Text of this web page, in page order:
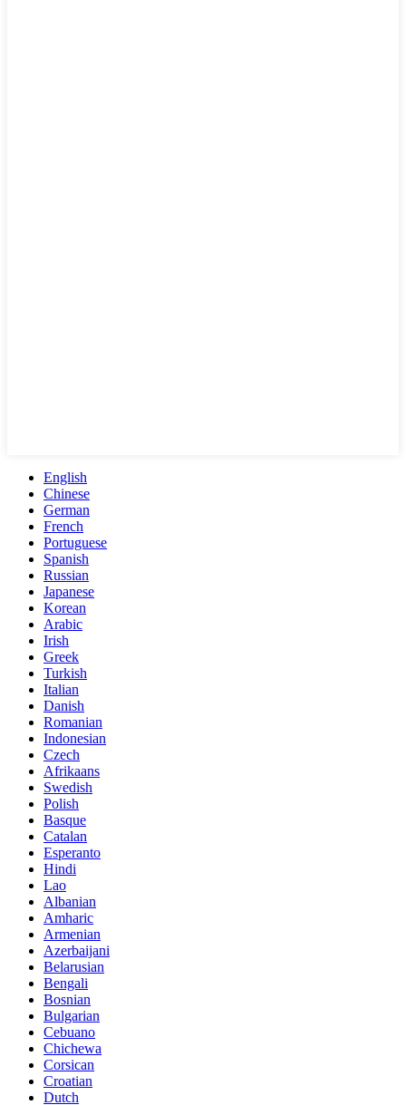
English
Chinese
German
French
Portuguese
Spanish
Russian
Japanese
Korean
Arabic
Irish
Greek
Turkish
Italian
Danish
Romanian
Indonesian
Czech
Afrikaans
Swedish
Polish
Basque
Catalan
Esperanto
Hindi
Lao
Albanian
Amharic
Armenian
Azerbaijani
Belarusian
Bengali
Bosnian
Bulgarian
Cebuano
Chichewa
Corsican
Croatian
Dutch